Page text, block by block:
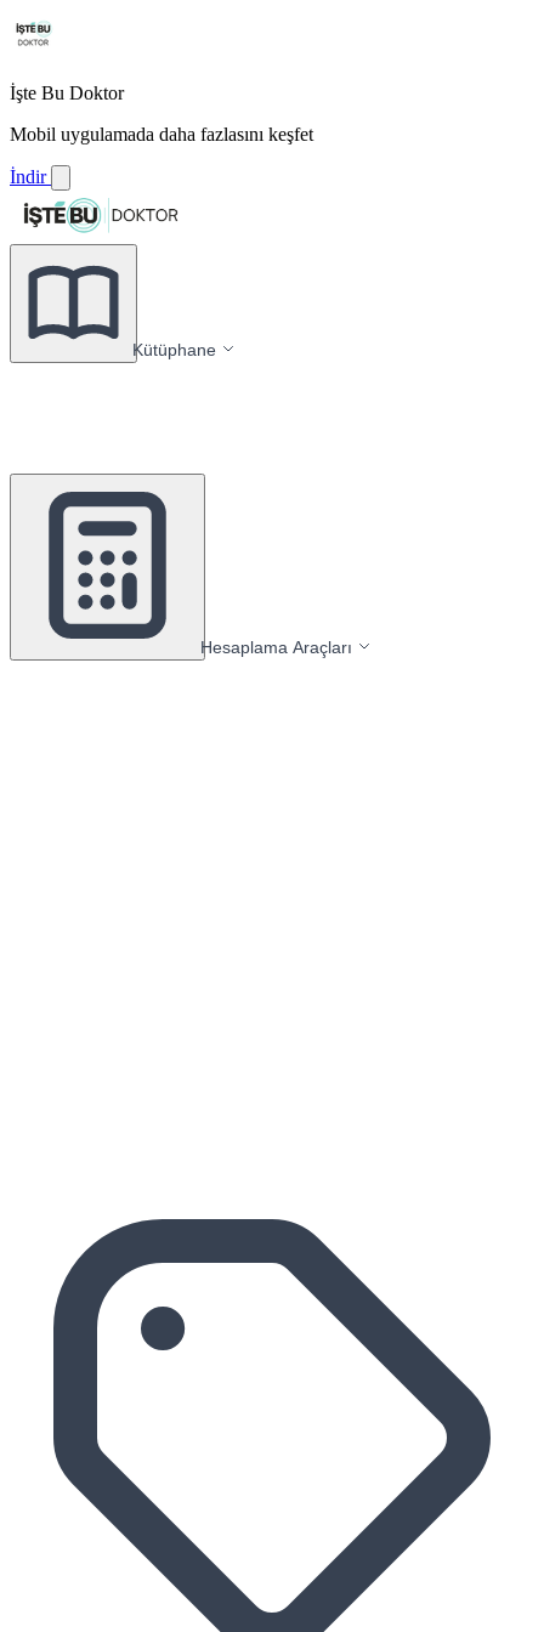
İşte Bu Doktor
Mobil uygulamada daha fazlasını keşfet
İndir
Kütüphane
Hesaplama Araçları